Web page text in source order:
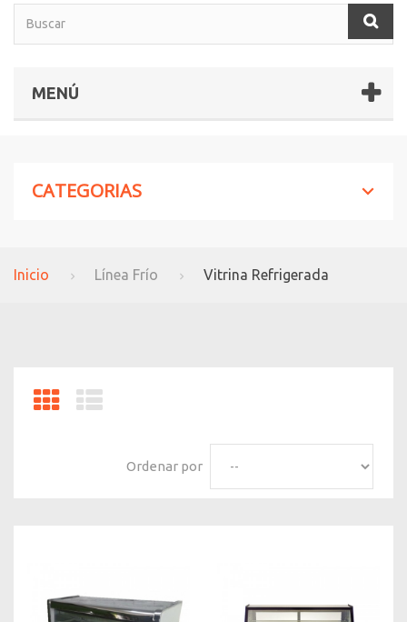
MENÚ
CATEGORIAS
Inicio Línea Frío Vitrina Refrigerada
Ordenar por